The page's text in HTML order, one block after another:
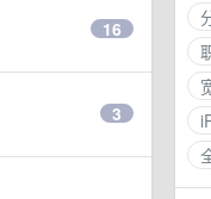
16
3